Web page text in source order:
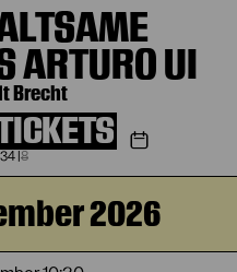
ARTURO UI
Brecht
34 8
2026